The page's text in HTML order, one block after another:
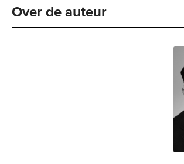
Over de auteur